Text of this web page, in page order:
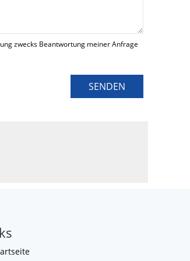
zwecks Beantwortung meiner Anfrage
SENDEN